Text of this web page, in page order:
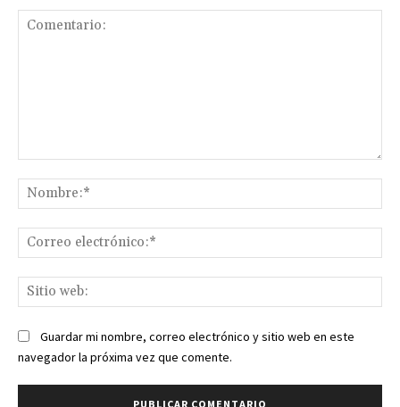
Guardar mi nombre, correo electrónico y sitio web en este
navegador la próxima vez que comente.